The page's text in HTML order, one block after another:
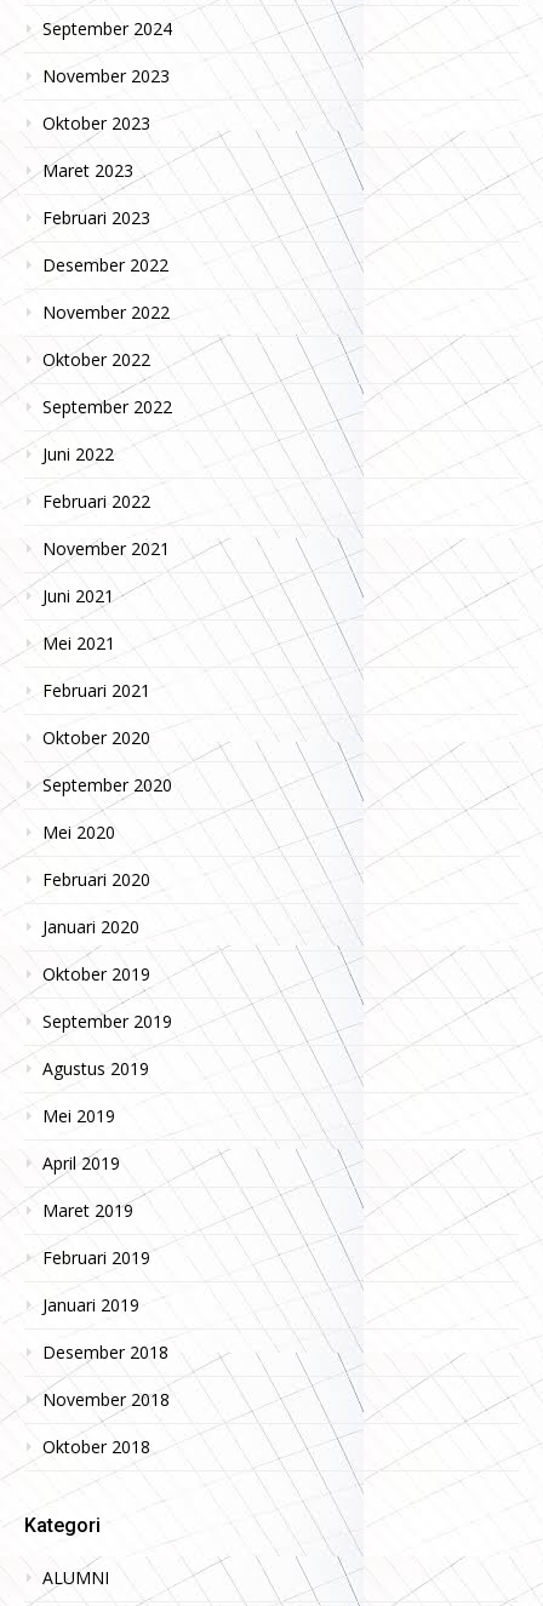
September 2024
November 2023
Oktober 2023
Maret 2023
Februari 2023
Desember 2022
November 2022
Oktober 2022
September 2022
Juni 2022
Februari 2022
November 2021
Juni 2021
Mei 2021
Februari 2021
Oktober 2020
September 2020
Mei 2020
Februari 2020
Januari 2020
Oktober 2019
September 2019
Agustus 2019
Mei 2019
April 2019
Maret 2019
Februari 2019
Januari 2019
Desember 2018
November 2018
Oktober 2018
Kategori
ALUMNI